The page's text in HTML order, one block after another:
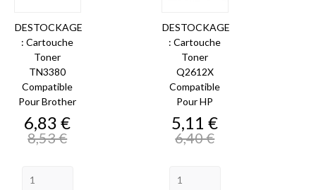
DESTOCKAGE
: Cartouche
Toner
TN3380
Compatible
Pour Brother
Prix
6,83 €Prix
8,53 €
DESTOCKAGE
: Cartouche
Toner
Q2612X
Compatible
Pour HP
Prix
5,11 €Prix
6,40 €